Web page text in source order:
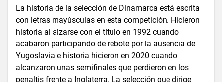
La historia de la selección de Dinamarca está escrita
con letras mayúsculas en esta competición. Hicieron
historia al alzarse con el título en 1992 cuando
acabaron participando de rebote por la ausencia de
Yugoslavia e historia hicieron en 2020 cuando
alcanzaron unas semifinales que perdieron en los
penaltis frente a Inglaterra. La selección que dirige